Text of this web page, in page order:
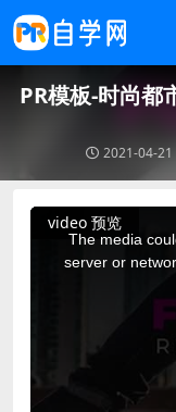
PR模板-时尚都
2021-04-21
video 预览
This
The media
server or